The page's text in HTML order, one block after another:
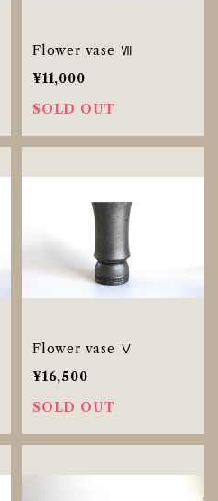
Flower vase Ⅶ
¥11,000
SOLD OUT
Flower vase Ⅴ
¥16,500
SOLD OUT